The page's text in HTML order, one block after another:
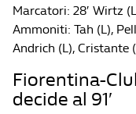
Marcatori: 28′ Wirtz
Ammoniti: Tah (L),
Andrich (L), Cristante
Fiorentina-
decide al 91′